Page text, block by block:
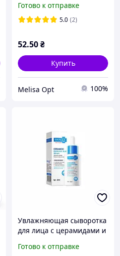
Bioaqua темных кругов и
мешков под глазами,
Готово к отправке
5.0 (2)
52.50₴
Купить
Melisa Opt 100%
Увлажняющая сыворотка
для лица с церамидами и
Bioaqua Ceramide
Готово к отправке